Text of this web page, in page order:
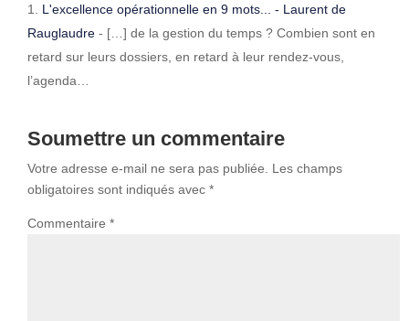
L'excellence opérationnelle en 9 mots... - Laurent de
Rauglaudre - […] de la gestion du temps ? Combien sont en
retard sur leurs dossiers, en retard à leur rendez-vous,
l’agenda…
Soumettre un commentaire
Votre adresse e-mail ne sera pas publiée.
Les champs
obligatoires sont indiqués avec *
Commentaire *